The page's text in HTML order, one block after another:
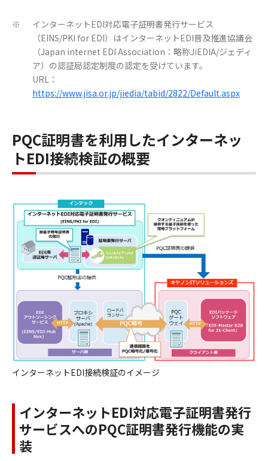
※
インターネットEDI対応電子証明書発行サービス
（EINS/PKI for EDI）はインターネットEDI普及推進協議会
（Japan internet EDI Association：略称JiEDIA/ジェディ
ア）の認証局認定制度の認定を受けています。
URL：
https://www.jisa.or.jp/jiedia/tabid/2822/Default.aspx
PQC証明書を利用したインターネッ
トEDI接続検証の概要
インターネットEDI接続検証のイメージ
インターネットEDI対応電子証明書発行
サービスへのPQC証明書発行機能の実
装